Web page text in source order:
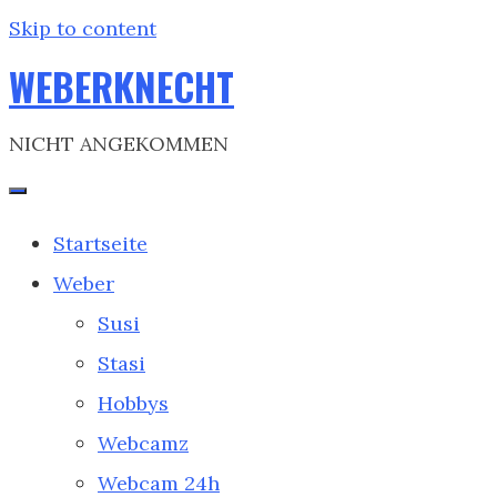
Skip to content
WEBERKNECHT
NICHT ANGEKOMMEN
Startseite
Weber
Susi
Stasi
Hobbys
Webcamz
Webcam 24h